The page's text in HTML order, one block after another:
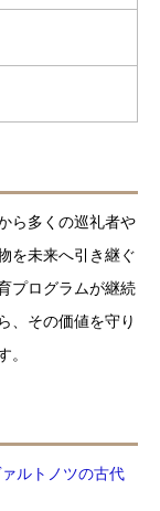
ら多くの巡礼者や
を未来へ引き継ぐ
プログラムが継続
、その価値を守り
。
ルトノツの古代